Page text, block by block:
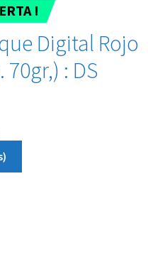
!
Digital Rojo
70gr,) : DS